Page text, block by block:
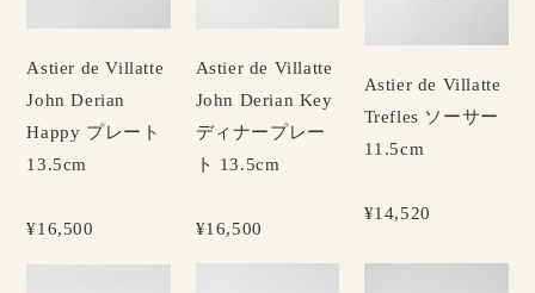
Astier de Villatte
John Derian
Happy プレート
13.5cm
¥16,500
Astier de Villatte
John Derian Key
ディナープレー
ト 13.5cm
¥16,500
Astier de Villatte
Trefles ソーサー
11.5cm
¥14,520